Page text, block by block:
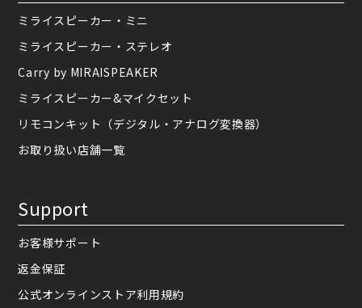
ミライスピーカー・ミニ
ミライスピーカー・ステレオ
Carry by MIRAISPEAKER
ミライスピーカー&マイクセット
リモコンキット（デジタル・アナログ変換器）
お取り扱い店舗一覧
Support
お客様サポート
返金保証
公式オンラインストア利用規約